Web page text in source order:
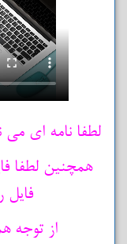
لطفا نامه ای می نویسید
فایل
از توجه